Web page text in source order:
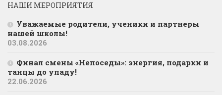
НАШИ МЕРОПРИЯТИЯ
Уважаемые родители, ученики и партнеры
нашей школы!
03.08.2026
Финал смены «Непоседы»: энергия, подарки и
танцы до упаду!
22.06.2026